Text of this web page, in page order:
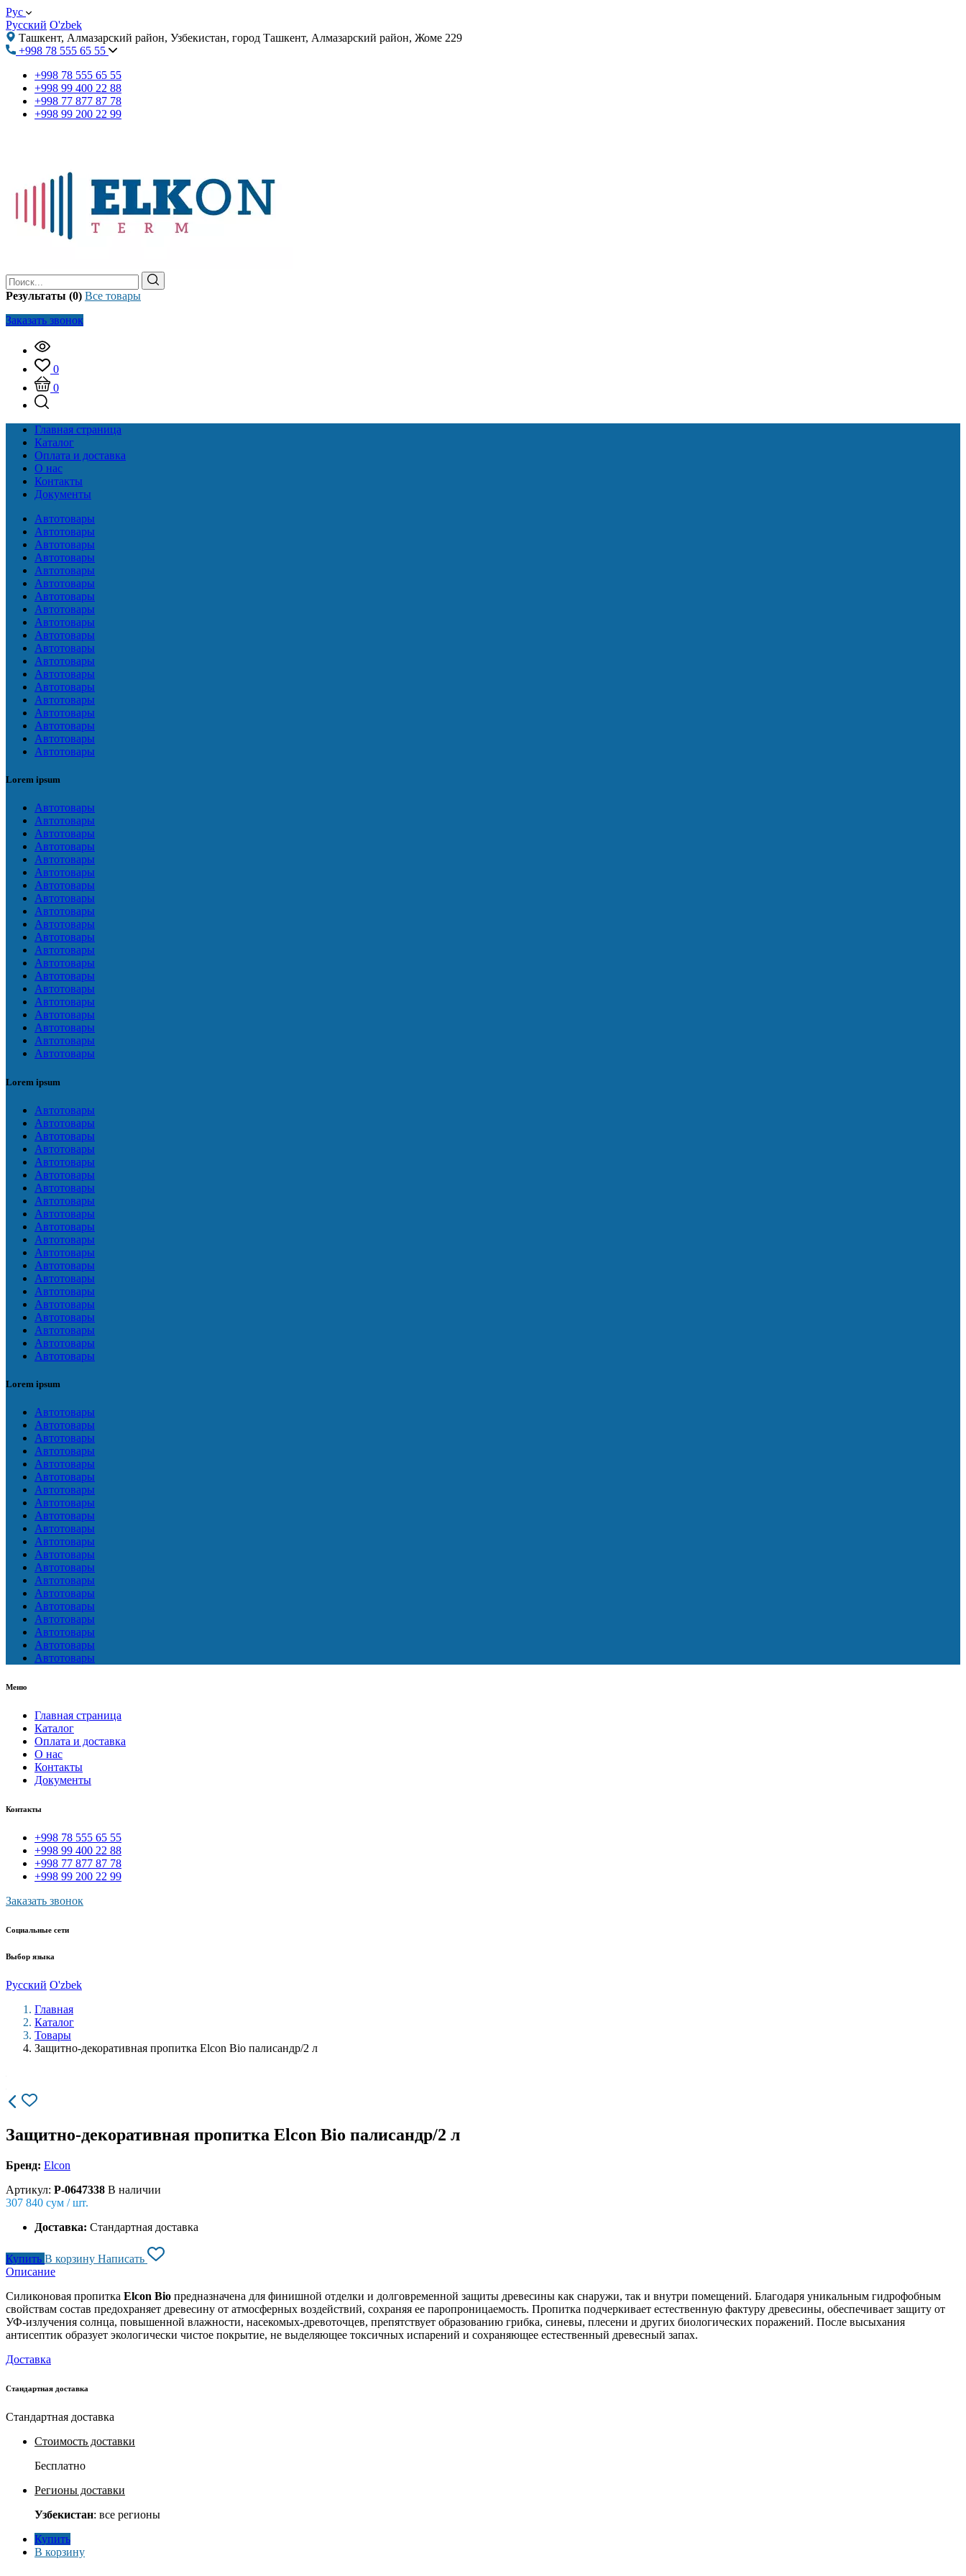
Рус
Русский O'zbek
Ташкент, Алмазарский район, Узбекистан, город Ташкент, Алмазарский район, Жоме 229
+998 78 555 65 55
+998 78 555 65 55
+998 99 400 22 88
+998 77 877 87 78
+998 99 200 22 99
Результаты (0) Все товары
Заказать звонок
0
0
Главная страница
Каталог
Оплата и доставка
О нас
Контакты
Документы
Автотовары
Автотовары
Автотовары
Автотовары
Автотовары
Автотовары
Автотовары
Автотовары
Автотовары
Автотовары
Автотовары
Автотовары
Автотовары
Автотовары
Автотовары
Автотовары
Автотовары
Автотовары
Автотовары
Lorem ipsum
Автотовары
Автотовары
Автотовары
Автотовары
Автотовары
Автотовары
Автотовары
Автотовары
Автотовары
Автотовары
Автотовары
Автотовары
Автотовары
Автотовары
Автотовары
Автотовары
Автотовары
Автотовары
Автотовары
Автотовары
Lorem ipsum
Автотовары
Автотовары
Автотовары
Автотовары
Автотовары
Автотовары
Автотовары
Автотовары
Автотовары
Автотовары
Автотовары
Автотовары
Автотовары
Автотовары
Автотовары
Автотовары
Автотовары
Автотовары
Автотовары
Автотовары
Lorem ipsum
Автотовары
Автотовары
Автотовары
Автотовары
Автотовары
Автотовары
Автотовары
Автотовары
Автотовары
Автотовары
Автотовары
Автотовары
Автотовары
Автотовары
Автотовары
Автотовары
Автотовары
Автотовары
Автотовары
Автотовары
Меню
Главная страница
Каталог
Оплата и доставка
О нас
Контакты
Документы
Контакты
+998 78 555 65 55
+998 99 400 22 88
+998 77 877 87 78
+998 99 200 22 99
Заказать звонок
Социальные сети
Выбор языка
Русский O'zbek
Главная
Каталог
Товары
Защитно-декоративная пропитка Elcon Bio палисандр/2 л
Защитно-декоративная пропитка Elcon Bio палисандр/2 л
Бренд: Elcon
Артикул: P-0647338 В наличии
307 840 сум / шт.
Доставка: Стандартная доставка
Купить В корзину Написать
Описание
Силиконовая пропитка Elcon Bio предназначена для финишной отделки и долговременной защиты древесины как снаружи, так и внутри помещений. Благодаря уникальным гидрофобным
свойствам состав предохраняет древесину от атмосферных воздействий, сохраняя ее паропроницаемость. Пропитка подчеркивает естественную фактуру древесины, обеспечивает защиту от
УФ-излучения солнца, повышенной влажности, насекомых-древоточцев, препятствует образованию грибка, синевы, плесени и других биологических поражений. После высыхания
антисептик образует экологически чистое покрытие, не выделяющее токсичных испарений и сохраняющее естественный древесный запах.
Доставка
Стандартная доставка
Стандартная доставка
Стоимость доставки
Бесплатно
Регионы доставки
Узбекистан: все регионы
Купить
В корзину